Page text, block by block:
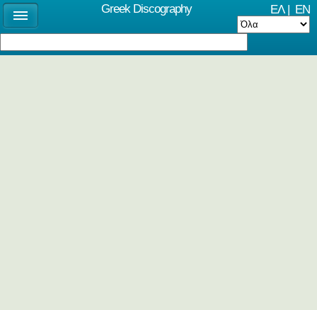
ΕΛ| EN
Greek Discography